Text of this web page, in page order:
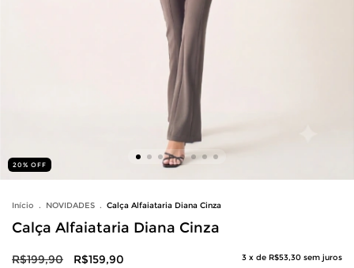
20 % OFF
Início . NOVIDADES . Calça Alfaiataria Diana Cinza
Calça Alfaiataria Diana Cinza
R$199,90 R$159,90 3 x de R$53,30 sem juros